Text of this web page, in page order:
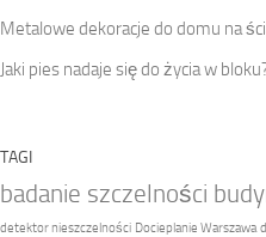
Metalowe dekoracje do domu na
Jaki pies nadaje się do życia w
TAGI
badanie szczelności
detektor nieszczelności Docieplanie Warszawa